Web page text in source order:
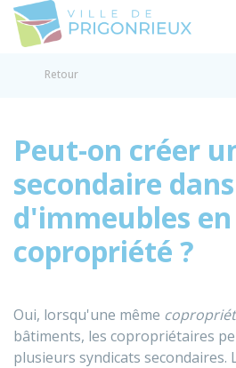
Retour
Peut-on créer
secondaire
d'immeubles en
copropriété ?
Oui, lorsqu'une même
bâtiments, les copropriétaires
plusieurs syndicats secondaires.